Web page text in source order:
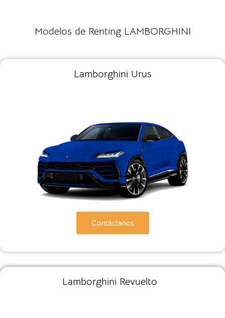
Modelos de Renting LAMBORGHINI
Lamborghini Urus
Contáctanos
Lamborghini Revuelto